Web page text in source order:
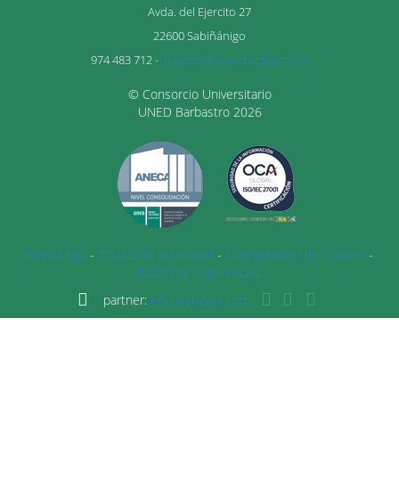
Avda. del Ejercito 27
22600 Sabiñánigo
974 483 712 -aulasabi@unedbarbastro.es
© Consorcio Universitario
UNED Barbastro 2026
Aviso Legal - Política de privacidad - Configuración de cookies -
Buzón de sugerencias
partner: encuestafacil.com